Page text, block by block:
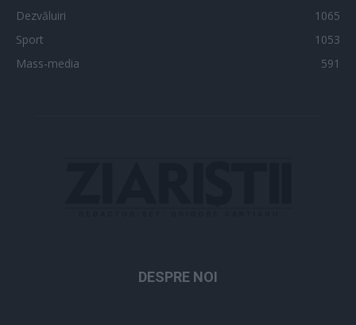
Dezvăluiri
1065
Sport
1053
Mass-media
591
DESPRE NOI